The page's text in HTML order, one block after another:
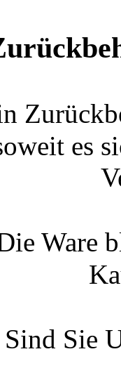
es
Ware
Sind Sie